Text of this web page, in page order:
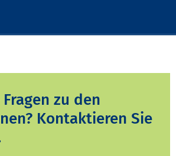
zu den
Kontaktieren Sie